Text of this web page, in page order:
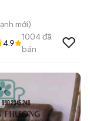
mới)
4.9
1004đã
bán